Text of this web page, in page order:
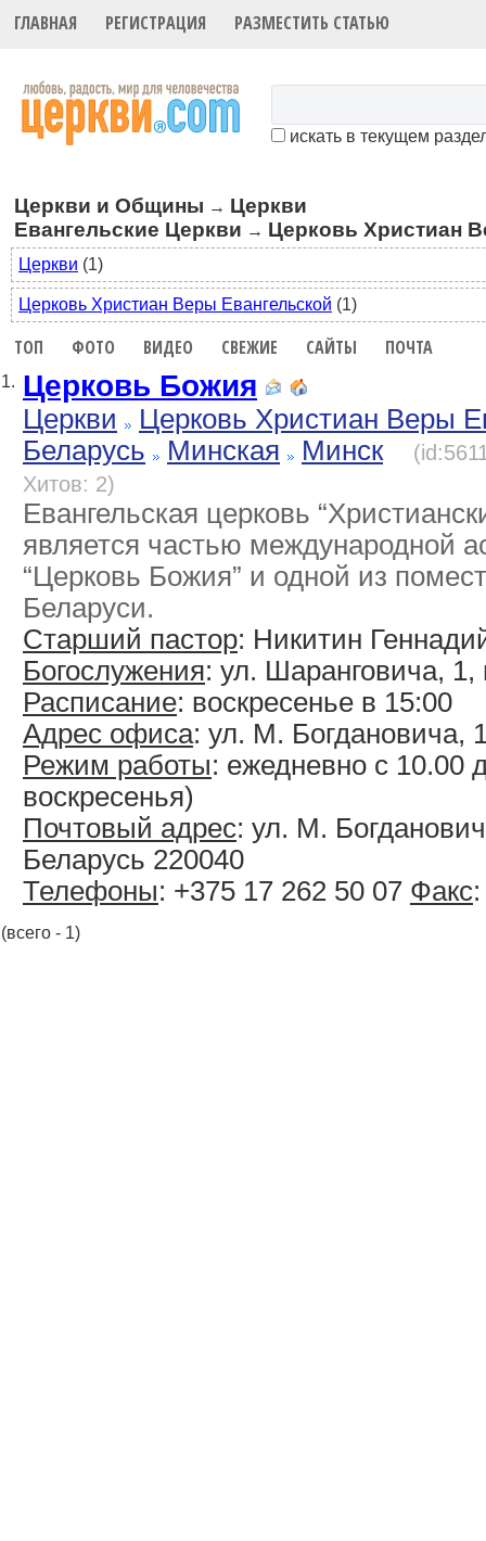
ГЛАВНАЯ РЕГИСТРАЦИЯ РАЗМЕСТИТЬ СТАТЬЮ
искать в текущем
Церкви и Общины → Церкви
Евангельские Церкви → Церковь Христиан
Церкви (1)
Церковь Христиан Веры Евангельской (1)
ТОП ФОТО ВИДЕО СВЕЖИЕ САЙТЫ ПОЧТА
1. Церковь Божия
Церкви
Церковь Христиан Веры
Беларусь
Минская Минск
Хитов: 2)
Евангельская церковь
является частью международной
“Церковь Божия” и одной из
Беларуси.
Старший пастор: Никитин
Богослужения: ул. Шаранговича, 1,
Расписание: воскресенье в 15:00
Адрес офиса: ул. М. Богдановича,
Режим работы: ежедневно с 10.00
воскресенья)
Почтовый адрес: ул. М.
Беларусь 220040
Телефоны: +375 17 262 50 07 Факс
(всего - 1)